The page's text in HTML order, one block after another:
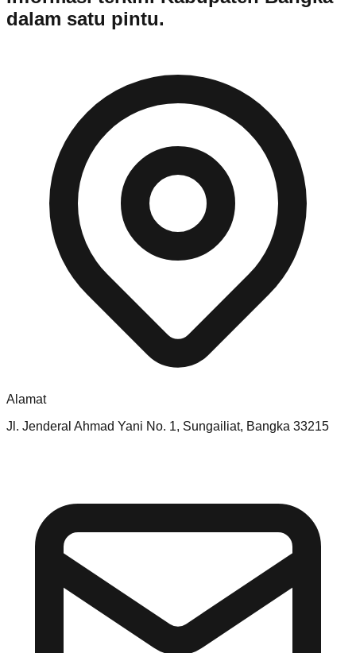
dalam satu pintu.
Alamat
Jl. Jenderal Ahmad Yani No. 1, Sungailiat, Bangka 33215